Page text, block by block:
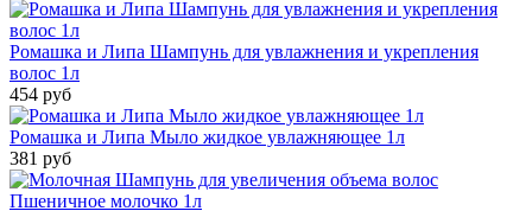
Ромашка и Липа Шампунь для увлажнения и укрепления
волос 1л
454 руб
Ромашка и Липа Мыло жидкое увлажняющее 1л
381 руб